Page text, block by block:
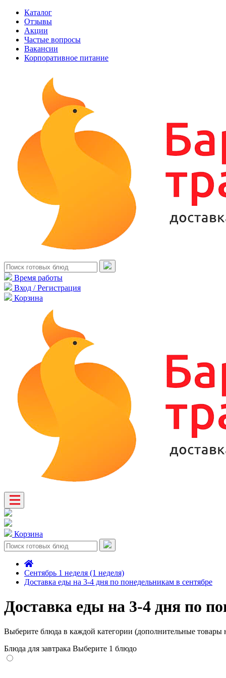
Каталог
Отзывы
Акции
Частые вопросы
Вакансии
Корпоративное питание
Время работы
Вход / Регистрация
Корзина
Корзина
Сентябрь 1 неделя (1 неделя)
Доставка еды на 3-4 дня по понедельникам в сентябре
Доставка еды на 3-4 дня по
Выберите блюда в каждой категории (дополнительные товары
Блюда для завтрака Выберите 1 блюдо